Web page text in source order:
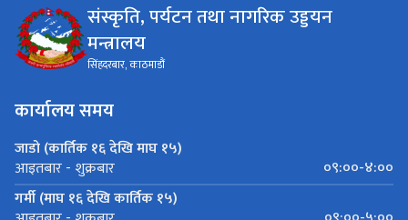
संस्कृति, पर्यटन तथा नागरिक उड्डयन
मन्त्रालय
सिंहदरबार, काठमाडौं
कार्यालय समय
जाडो (कार्तिक १६ देखि माघ १५)
आइतबार - शुक्रबार
०९:००-४:००
गर्मी (माघ १६ देखि कार्तिक १५)